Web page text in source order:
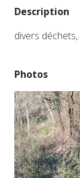
Description
divers
Photos